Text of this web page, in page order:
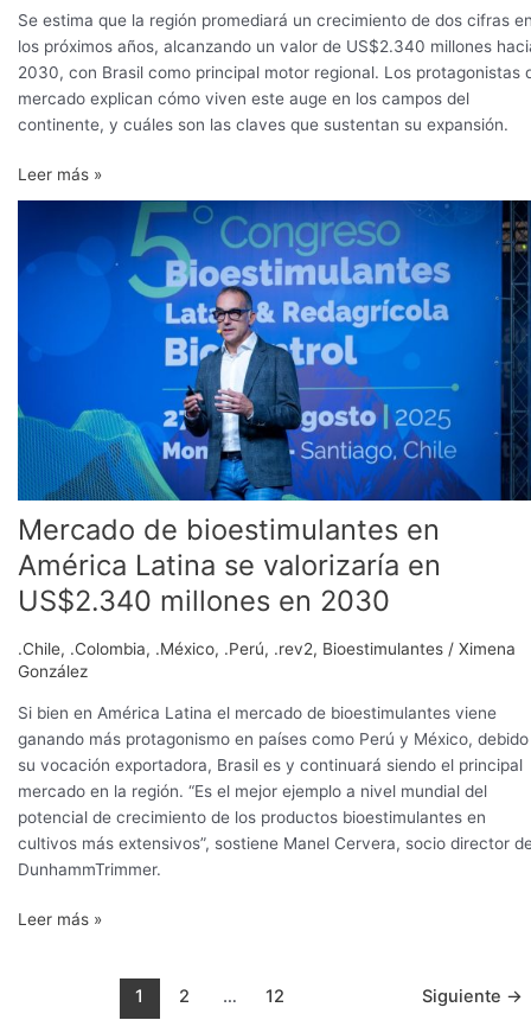
Se estima que la región promediará un crecimiento de dos cifras
los próximos años, alcanzando un valor de US$2.340 millones
2030, con Brasil como principal motor regional. Los protagonistas
mercado explican cómo viven este auge en los campos del
continente, y cuáles son las claves que sustentan su expansión.
Leer más »
Mercado de bioestimulantes en
América Latina se valorizaría en
US$2.340 millones en 2030
.Chile, .Colombia, .México, .Perú, .rev2, Bioestimulantes / Ximena
González
Si bien en América Latina el mercado de bioestimulantes viene
ganando más protagonismo en países como Perú y México,
su vocación exportadora, Brasil es y continuará siendo el principal
mercado en la región. “Es el mejor ejemplo a nivel mundial del
potencial de crecimiento de los productos bioestimulantes en
cultivos más extensivos”, sostiene Manel Cervera, socio director
DunhammTrimmer.
bioestimulantes
en
US$2.340
millones
en
2030
Leer más »
1 2 … 12 Siguiente →